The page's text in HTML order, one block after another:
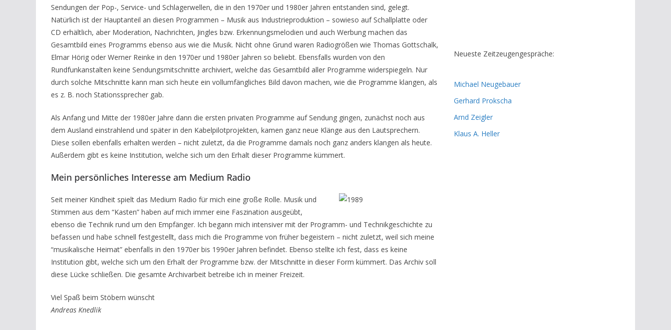
Sendungen der Pop-, Service- und Schlagerwellen, die in den 1970er und 1980er Jahren entstanden sind, gelegt.
Natürlich ist der Hauptanteil an diesen Programmen – Musik aus Industrieproduktion – sowieso auf Schallplatte oder
CD erhältlich, aber Moderation, Nachrichten, Jingles bzw. Erkennungsmelodien und auch Werbung machen das
Gesamtbild eines Programms ebenso aus wie die Musik. Nicht ohne Grund waren Radiogrößen wie Thomas Gottschalk,
Elmar Hörig oder Werner Reinke in den 1970er und 1980er Jahren so beliebt. Ebensfalls wurden von den
Rundfunkanstalten keine Sendungsmitschnitte archiviert, welche das Gesamtbild aller Programme widerspiegeln. Nur
durch solche Mitschnitte kann man sich heute ein vollumfängliches Bild davon machen, wie die Programme klangen, als
es z. B. noch Stationssprecher gab.
Als Anfang und Mitte der 1980er Jahre dann die ersten privaten Programme auf Sendung gingen, zunächst noch aus
dem Ausland einstrahlend und später in den Kabelpilotprojekten, kamen ganz neue Klänge aus den Lautsprechern.
Diese sollen ebenfalls erhalten werden – nicht zuletzt, da die Programme damals noch ganz anders klangen als heute.
Außerdem gibt es keine Institution, welche sich um den Erhalt dieser Programme kümmert.
Mein persönliches Interesse am Medium Radio
Seit meiner Kindheit spielt das Medium Radio für mich eine große Rolle. Musik und
Stimmen aus dem “Kasten” haben auf mich immer eine Faszination ausgeübt,
ebenso die Technik rund um den Empfänger. Ich begann mich intensiver mit der Programm- und Technikgeschichte zu
befassen und habe schnell festgestellt, dass mich die Programme von früher begeistern – nicht zuletzt, weil sich meine
“musikalische Heimat” ebenfalls in den 1970er bis 1990er Jahren befindet. Ebenso stellte ich fest, dass es keine
Institution gibt, welche sich um den Erhalt der Programme bzw. der Mitschnitte in dieser Form kümmert. Das Archiv soll
diese Lücke schließen. Die gesamte Archivarbeit betreibe ich in meiner Freizeit.
Viel Spaß beim Stöbern wünscht
Andreas Knedlik
Neueste Zeitzeugengespräche:
Michael Neugebauer
Gerhard Prokscha
Arnd Zeigler
Klaus A. Heller